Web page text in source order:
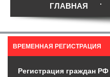
ГЛАВНАЯ
ВРЕМЕННАЯ РЕГИСТРАЦИЯ
Регистрация граждан РФ